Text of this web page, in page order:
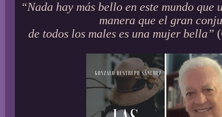
“Nada hay más bello en este mundo que
manera que el gran
de todos los males es una mujer bella”